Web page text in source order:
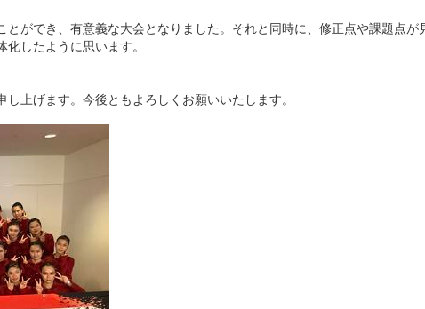
とができ、有意義な大会となりました。それと同時に、修正点や課題点が
したように思います。
上げます。今後ともよろしくお願いいたします。